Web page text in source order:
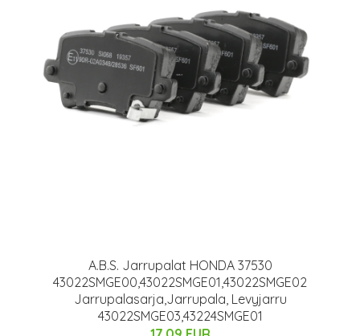
A.B.S. Jarrupalat HONDA 37530
43022SMGE00,43022SMGE01,43022SMGE02
Jarrupalasarja,Jarrupala, Levyjarru
43022SMGE03,43224SMGE01